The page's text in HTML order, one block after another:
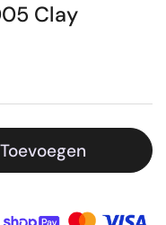
Clay
Toevoegen